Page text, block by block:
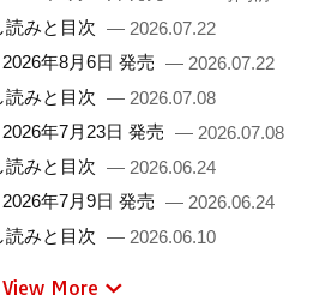
読みと目次 — 2026.07.22
年8月6日 発売 — 2026.07.22
読みと目次 — 2026.07.08
年7月23日 発売 — 2026.07.08
読みと目次 — 2026.06.24
年7月9日 発売 — 2026.06.24
読みと目次 — 2026.06.10
View More